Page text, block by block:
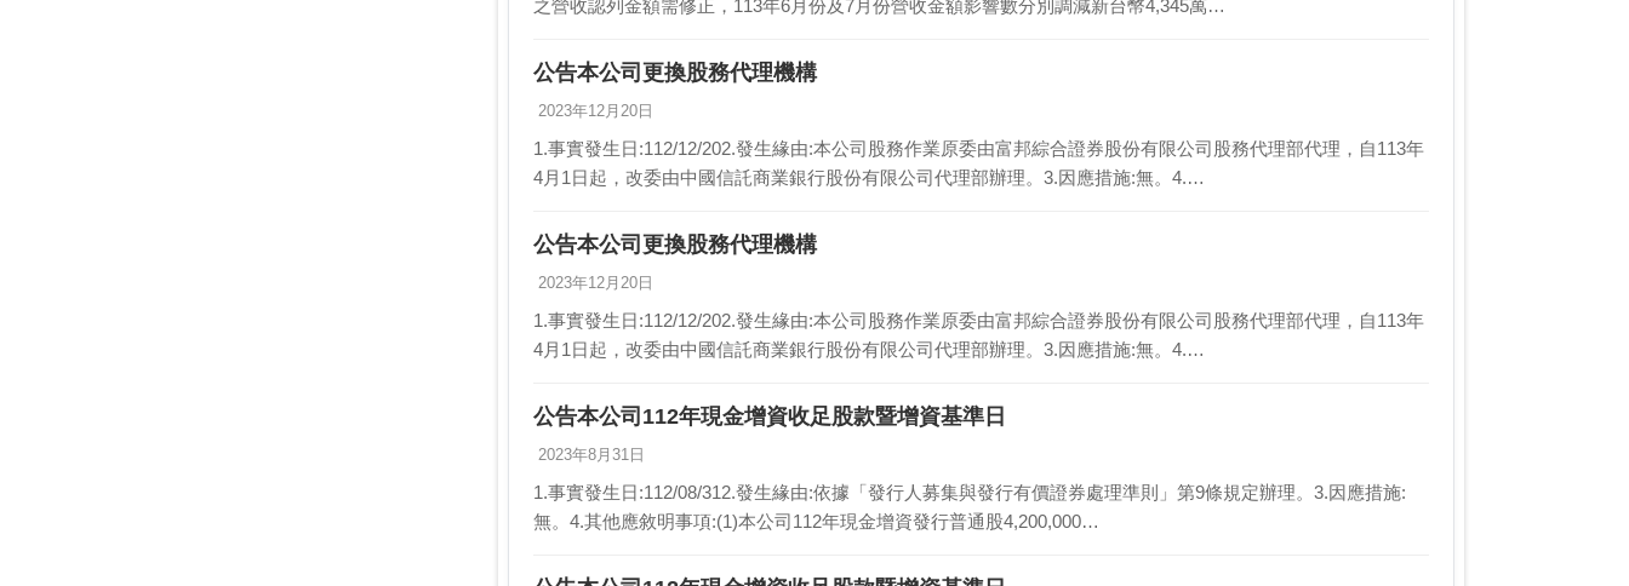
之營收認列金額需修正，113年6月份及7月份營收金額影響數分別調減新台幣4,345萬…
公告本公司更換股務代理機構
2023年12月20日
1.事實發生日:112/12/202.發生緣由:本公司股務作業原委由富邦綜合證券股份有限公司股務代理部代理，自113年
4月1日起，改委由中國信託商業銀行股份有限公司代理部辦理。3.因應措施:無。4.…
公告本公司更換股務代理機構
2023年12月20日
1.事實發生日:112/12/202.發生緣由:本公司股務作業原委由富邦綜合證券股份有限公司股務代理部代理，自113年
4月1日起，改委由中國信託商業銀行股份有限公司代理部辦理。3.因應措施:無。4.…
公告本公司112年現金增資收足股款暨增資基準日
2023年8月31日
1.事實發生日:112/08/312.發生緣由:依據「發行人募集與發行有價證券處理準則」第9條規定辦理。3.因應措施:
無。4.其他應敘明事項:(1)本公司112年現金增資發行普通股4,200,000…